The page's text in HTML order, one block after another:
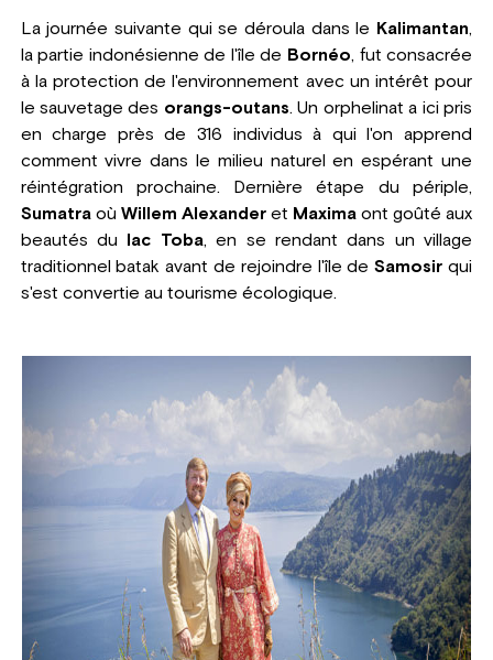
La journée suivante qui se déroula dans le Kalimantan,
la partie indonésienne de l'île de Bornéo, fut consacrée
à la protection de l'environnement avec un intérêt pour
le sauvetage des orangs-outans. Un orphelinat a ici pris
en charge près de 316 individus à qui l'on apprend
comment vivre dans le milieu naturel en espérant une
réintégration prochaine. Dernière étape du périple,
Sumatraoù Willem Alexanderet Maximaont goûté aux
beautés du
lac Toba, en se rendant dans un village
traditionnel batak avant de rejoindre l'île de Samosir qui
s'est convertie au tourisme écologique.